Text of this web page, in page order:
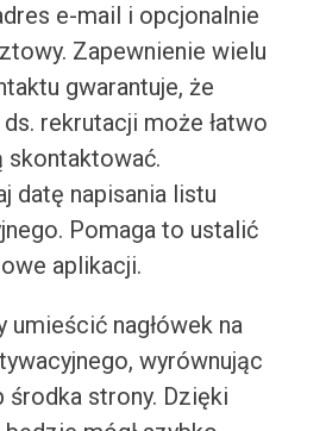
e-mail i opcjonalnie
Zapewnienie wielu
gwarantuje, że
rekrutacji może łatwo
skontaktować.
datę napisania listu
Pomaga to ustalić
aplikacji.
umieścić nagłówek na
wyrównując
środka strony. Dzięki